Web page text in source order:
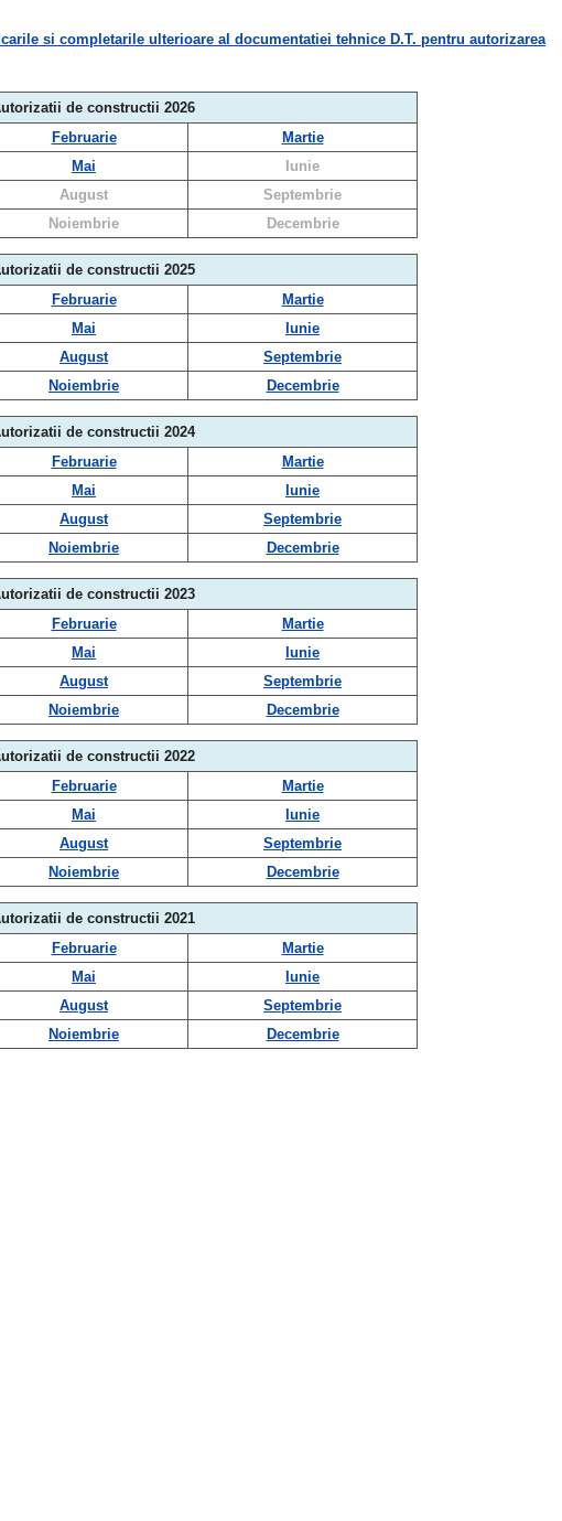
si completarile ulterioare al documentatiei tehnice D.T. pentru autorizarea
de constructii 2026
Februarie
Martie
Mai
Iunie
August
Septembrie
Noiembrie Decembrie
de constructii 2025
Februarie
Martie
Mai
Iunie
August
Septembrie
Noiembrie Decembrie
de constructii 2024
Februarie
Martie
Mai
Iunie
August
Septembrie
Noiembrie Decembrie
de constructii 2023
Februarie
Martie
Mai
Iunie
August
Septembrie
Noiembrie Decembrie
de constructii 2022
Februarie
Martie
Mai
Iunie
August
Septembrie
Noiembrie Decembrie
de constructii 2021
Februarie
Martie
Mai
Iunie
August
Septembrie
Noiembrie Decembrie